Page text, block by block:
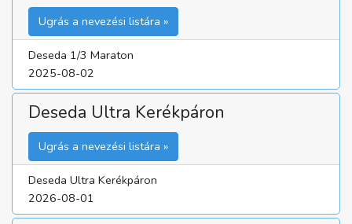
Ugrás a nevezési listára »
Deseda 1/3 Maraton
2025-08-02
Deseda Ultra Kerékpáron
Ugrás a nevezési listára »
Deseda Ultra Kerékpáron
2026-08-01